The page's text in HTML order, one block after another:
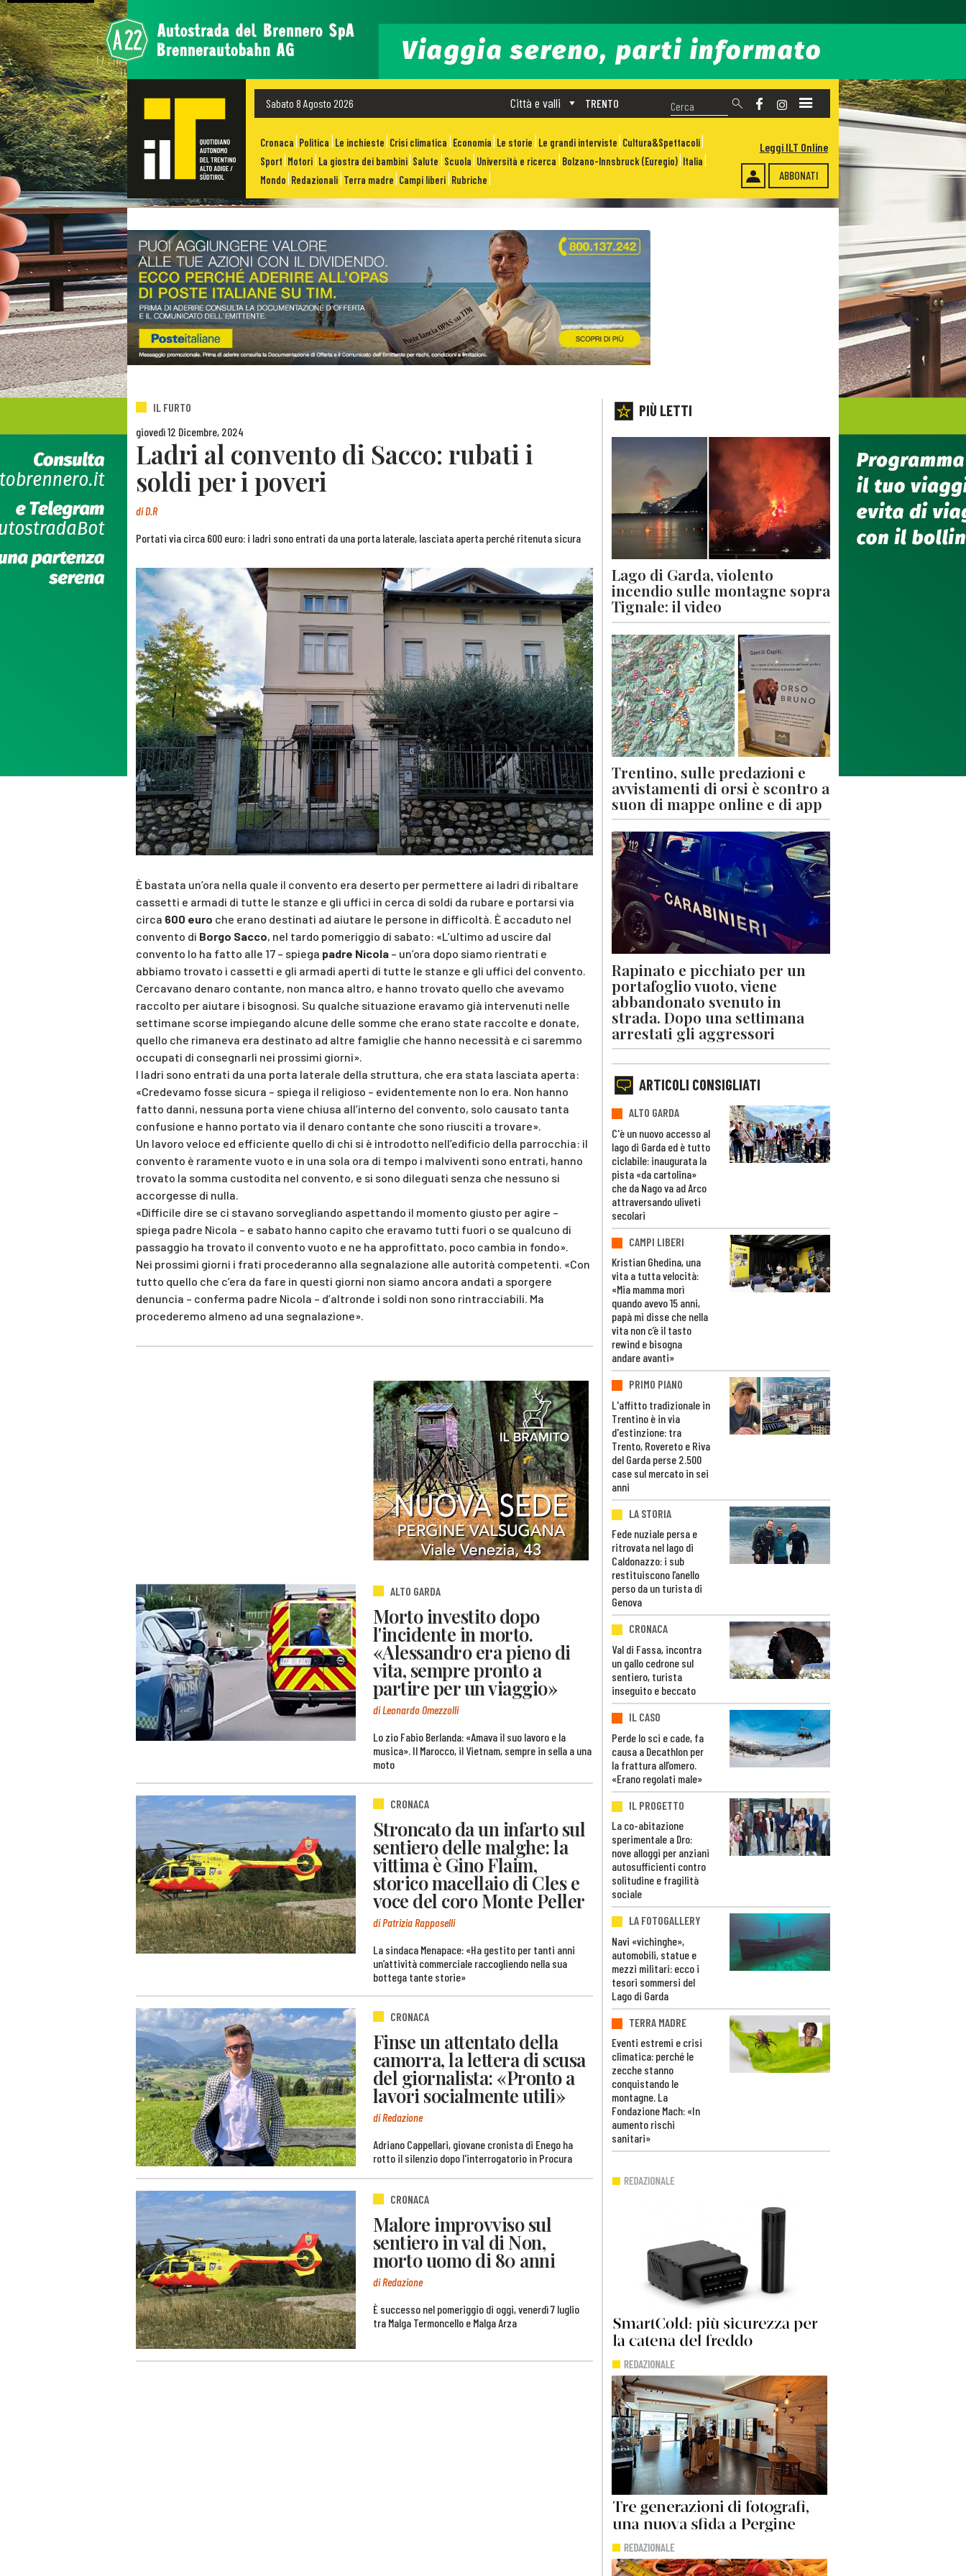
Sabato 8 Agosto 2026 TRENTO
Città e valli
Cronaca Politica Le inchieste Crisi climatica Economia Le storie Le grandi interviste Cultura&Spettacoli
Sport Motori La giostra dei bambini Salute Scuola Università e ricerca Bolzano-Innsbruck (Euregio) Italia
Mondo Redazionali Terra madre Campi liberi Rubriche ABBONATI
Leggi ILT Online
IL FURTO
giovedì 12 Dicembre, 2024
Ladri al convento di Sacco: rubati i
soldi per i poveri
diD.R
Portati via circa 600 euro: i ladri sono entrati da una porta laterale, lasciata aperta perché ritenuta sicura
È bastata un’ora nella quale il convento era deserto per permettere ai ladri di ribaltare
cassetti e armadi di tutte le stanze e gli uffici in cerca di soldi da rubare e portarsi via
circa 600 euro che erano destinati ad aiutare le persone in difficoltà. È accaduto nel
convento di Borgo Sacco, nel tardo pomeriggio di sabato: «L’ultimo ad uscire dal
convento lo ha fatto alle 17 – spiega padre Nicola – un’ora dopo siamo rientrati e
abbiamo trovato i cassetti e gli armadi aperti di tutte le stanze e gli uffici del convento.
Cercavano denaro contante, non manca altro, e hanno trovato quello che avevamo
raccolto per aiutare i bisognosi. Su qualche situazione eravamo già intervenuti nelle
settimane scorse impiegando alcune delle somme che erano state raccolte e donate,
quello che rimaneva era destinato ad altre famiglie che hanno necessità e ci saremmo
occupati di consegnarli nei prossimi giorni».
I ladri sono entrati da una porta laterale della struttura, che era stata lasciata aperta:
«Credevamo fosse sicura – spiega il religioso – evidentemente non lo era. Non hanno
fatto danni, nessuna porta viene chiusa all’interno del convento, solo causato tanta
confusione e hanno portato via il denaro contante che sono riusciti a trovare».
Un lavoro veloce ed efficiente quello di chi si è introdotto nell’edificio della parrocchia: il
convento è raramente vuoto e in una sola ora di tempo i malviventi sono entrati, hanno
trovato la somma custodita nel convento, e si sono dileguati senza che nessuno si
accorgesse di nulla.
«Difficile dire se ci stavano sorvegliando aspettando il momento giusto per agire –
spiega padre Nicola – e sabato hanno capito che eravamo tutti fuori o se qualcuno di
passaggio ha trovato il convento vuoto e ne ha approfittato, poco cambia in fondo».
Nei prossimi giorni i frati procederanno alla segnalazione alle autorità competenti. «Con
tutto quello che c’era da fare in questi giorni non siamo ancora andati a sporgere
denuncia – conferma padre Nicola – d’altronde i soldi non sono rintracciabili. Ma
procederemo almeno ad una segnalazione».
ALTO GARDA
Morto investito dopo
l'incidente in morto.
«Alessandro era pieno di
vita, sempre pronto a
partire per un viaggio»
di Leonardo Omezzolli
Lo zio Fabio Berlanda: «Amava il suo lavoro e la
musica». Il Marocco, il Vietnam, sempre in sella a una
moto
CRONACA
Stroncato da un infarto sul
sentiero delle malghe: la
vittima è Gino Flaim,
storico macellaio di Cles e
voce del coro Monte Peller
di Patrizia Rapposelli
La sindaca Menapace: «Ha gestito per tanti anni
un’attività commerciale raccogliendo nella sua
bottega tante storie»
CRONACA
Finse un attentato della
camorra, la lettera di scusa
del giornalista: «Pronto a
lavori socialmente utili»
di Redazione
Adriano Cappellari, giovane cronista di Enego ha
rotto il silenzio dopo l'interrogatorio in Procura
CRONACA
Malore improvviso sul
sentiero in val di Non,
morto uomo di 80 anni
di Redazione
È successo nel pomeriggio di oggi, venerdì 7 luglio
tra Malga Termoncello e Malga Arza
PIÙ LETTI
Lago di Garda, violento
incendio sulle montagne sopra
Tignale: il video
Trentino, sulle predazioni e
avvistamenti di orsi è scontro a
suon di mappe online e di app
Rapinato e picchiato per un
portafoglio vuoto, viene
abbandonato svenuto in
strada. Dopo una settimana
arrestati gli aggressori
ARTICOLI CONSIGLIATI
ALTO GARDA
C'è un nuovo accesso al
lago di Garda ed è tutto
ciclabile: inaugurata la
pista «da cartolina»
che da Nago va ad Arco
attraversando uliveti
secolari
CAMPI LIBERI
Kristian Ghedina, una
vita a tutta velocità:
«Mia mamma morì
quando avevo 15 anni,
papà mi disse che nella
vita non c’è il tasto
rewind e bisogna
andare avanti»
PRIMO PIANO
L'affitto tradizionale in
Trentino è in via
d'estinzione: tra
Trento, Rovereto e Riva
del Garda perse 2.500
case sul mercato in sei
anni
LA STORIA
Fede nuziale persa e
ritrovata nel lago di
Caldonazzo: i sub
restituiscono l’anello
perso da un turista di
Genova
CRONACA
Val di Fassa, incontra
un gallo cedrone sul
sentiero, turista
inseguito e beccato
IL CASO
Perde lo sci e cade, fa
causa a Decathlon per
la frattura all’omero.
«Erano regolati male»
IL PROGETTO
La co-abitazione
sperimentale a Dro:
nove alloggi per anziani
autosufficienti contro
solitudine e fragilità
sociale
LA FOTOGALLERY
Navi «vichinghe»,
automobili, statue e
mezzi militari: ecco i
tesori sommersi del
Lago di Garda
TERRA MADRE
Eventi estremi e crisi
climatica: perché le
zecche stanno
conquistando le
montagne. La
Fondazione Mach: «In
aumento rischi
sanitari»